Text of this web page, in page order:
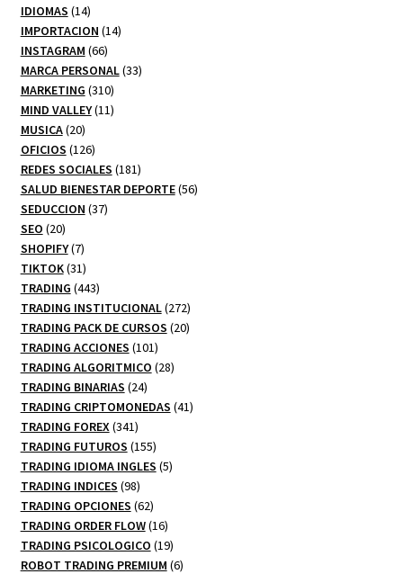
IDIOMAS 1414
productos
IMPORTACION 1414
INSTAGRAM 6666
productos
MARCA PERSONAL 3333
MARKETING 310310
productos
MIND VALLEY 1111
MUSICA 2020
productos
OFICIOS 126126
productos
REDES SOCIALES 181181
productos
SALUD BIENESTAR DEPORTE 5656
SEDUCCION 3737
SEO 2020
productos
SHOPIFY 77
productos
TIKTOK 3131
productos
TRADING 443443
productos
TRADING INSTITUCIONAL 272272
productos
TRADING PACK DE CURSOS 2020
TRADING ACCIONES 101101
productos
TRADING ALGORITMICO 2828
TRADING BINARIAS 2424
productos
TRADING CRIPTOMONEDAS 4141
TRADING FOREX 341341
productos
TRADING FUTUROS 155155
productos
TRADING IDIOMA INGLES 55
TRADING INDICES 9898
productos
TRADING OPCIONES 6262
productos
TRADING ORDER FLOW 1616
productos
TRADING PSICOLOGICO 1919
productos
ROBOT TRADING PREMIUM 66